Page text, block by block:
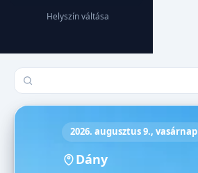
Helyszín váltása
Település keresése
2026. augusztus 9., vasárnap
Dány